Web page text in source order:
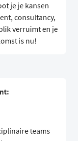
je je kansen
consultancy,
verruimt en je
is nu!
teams